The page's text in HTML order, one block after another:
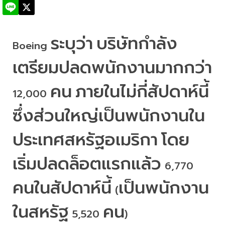
Boeing ระบุว่าบริษัทกำลัง
เตรียมปลดพนักงานมากกว่า
12,000 คนภายในไม่กี่สัปดาห์นี้
ซึ่งส่วนใหญ่เป็นพนักงานใน
ประเทศสหรัฐอเมริกาโดย
เริ่มปลดล็อตแรกแล้ว
คนในสัปดาห์นี้ (เป็นพนักงาน
ในสหรัฐ 5,520 คน)